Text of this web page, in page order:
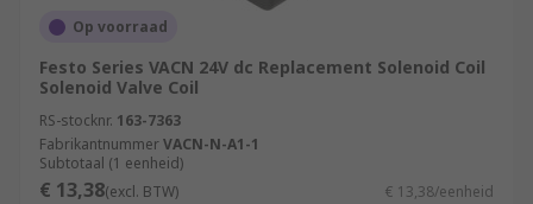
Op voorraad
Festo Series VACN 24V dc Replacement Solenoid Coil
Solenoid Valve Coil
RS-stocknr. 163-7363
FabrikantnummerVACN-N-A1-1
Subtotaal (1 eenheid)
€ 13,38(excl. BTW) € 13,38/eenheid